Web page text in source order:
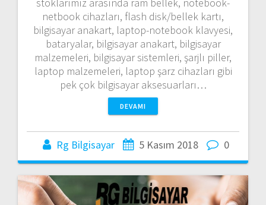
netbook cihazları, flash disk/bellek kartı,
bilgisayar anakart, laptop-notebook klavyesi,
bataryalar, bilgisayar anakart, bilgisayar
malzemeleri, bilgisayar sistemleri, şarjlı piller,
laptop malzemeleri, laptop şarz cihazları gibi
pek çok bilgisayar aksesuarları…
DEVAMI
Rg Bilgisayar 5 Kasım 2018 0